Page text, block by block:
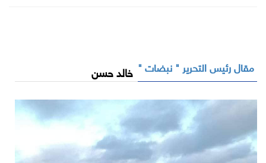
مقال رئيس التحرير " نبضات " خالد حسن